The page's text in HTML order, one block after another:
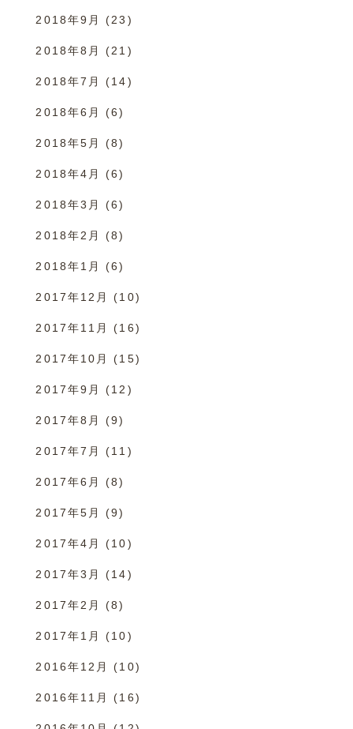
2018年9月 (23)
2018年8月 (21)
2018年7月 (14)
2018年6月 (6)
2018年5月 (8)
2018年4月 (6)
2018年3月 (6)
2018年2月 (8)
2018年1月 (6)
2017年12月 (10)
2017年11月 (16)
2017年10月 (15)
2017年9月 (12)
2017年8月 (9)
2017年7月 (11)
2017年6月 (8)
2017年5月 (9)
2017年4月 (10)
2017年3月 (14)
2017年2月 (8)
2017年1月 (10)
2016年12月 (10)
2016年11月 (16)